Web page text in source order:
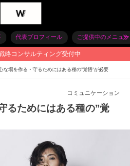
代表プロフィール ご提供中のメニュー
略コンサルティング受付中
な場を作る・守るためにはある種の”覚悟”が必要
コミュニケーション
るためにはある種の”覚